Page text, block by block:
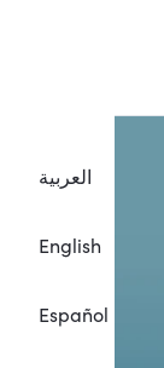
العربية
English
Español